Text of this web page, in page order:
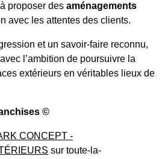
proposer des aménagements
avec les attentes des clients.
et un savoir-faire reconnu,
l’ambition de poursuivre la
extérieurs en véritables lieux de
©
CONCEPT -
sur toute-la-